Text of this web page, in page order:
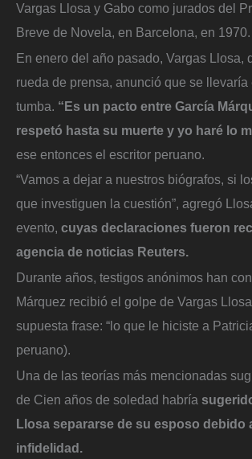
Vargas Llosa y Gabo como jurados del
Breve de Novela, en Barcelona, en 1970.
En enero del año pasado, Vargas Llosa,
rueda de prensa, anunció que se llevaría
tumba. “Es un pacto entre García
respetó hasta su muerte y yo haré lo
ese entonces el escritor peruano.
“Vamos a dejar a nuestros biógrafos, si
que investiguen la cuestión”, agregó
evento, cuyas declaraciones fueron
agencia de noticias Reuters.
Durante años, testigos anónimos han
Márquez recibió el golpe de Vargas
supuesta frase: “lo que le hiciste a
peruano).
Una de las teorías más mencionadas
de Cien años de soledad habría
Llosa separarse de su esposo debido
infidelidad.